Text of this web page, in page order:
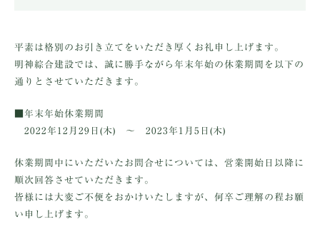
平素は格別のお引き立てをいただき厚くお礼申し上げます。
明神綜合建設では、誠に勝手ながら年末年始の休業期間を以下の
通りとさせていただきます。
■年末年始休業期間
2022年12月29日(木) ～ 2023年1月5日(木)
休業期間中にいただいたお問合せについては、営業開始日以降に
順次回答させていただきます。
皆様には大変ご不便をおかけいたしますが、何卒ご理解の程お願
い申し上げます。